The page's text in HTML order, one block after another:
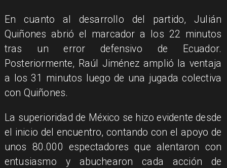
En cuanto al desarrollo del partido, Julián
Quiñones abrió el marcador a los 22 minutos
tras un error defensivo de Ecuador.
Posteriormente, Raúl Jiménez amplió la ventaja
a los 31 minutos luego de una jugada colectiva
con Quiñones.
La superioridad de México se hizo evidente desde
el inicio del encuentro, contando con el apoyo de
unos 80.000 espectadores que alentaron con
entusiasmo y abuchearon cada acción de